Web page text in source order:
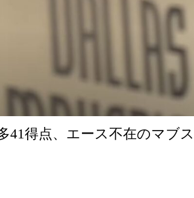
41得点、エース不在のマブス